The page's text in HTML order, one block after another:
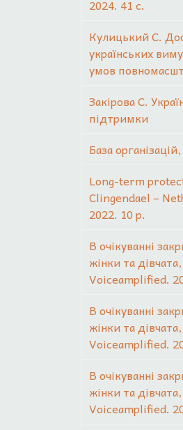
2024. 41 с.
Кулицький С.
українських
умов
Закірова С.
підтримки
База
Long-term
Clingendael –
2022. 10 p.
В очікуванні
жінки та
Voiceamplified.
В очікуванні
жінки та
Voiceamplified.
В очікуванні
жінки та
Voiceamplified.